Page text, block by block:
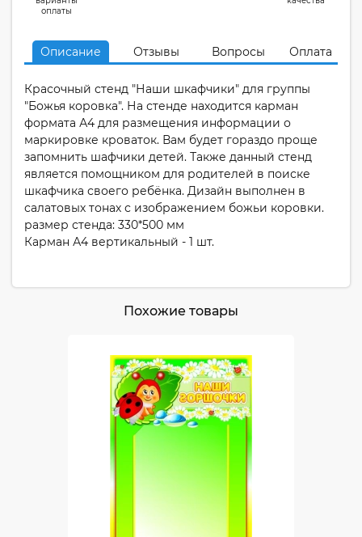
оплаты
Описание Отзывы Вопросы Оплата
Красочный стенд "Наши шкафчики" для группы
"Божья коровка". На стенде находится карман
формата А4 для размещения информации о
маркировке кроваток. Вам будет гораздо проще
запомнить шафчики детей. Также данный стенд
является помощником для родителей в поиске
шкафчика своего ребёнка. Дизайн выполнен в
салатовых тонах с изображением божьи коровки.
размер стенда: 330*500 мм
Карман А4 вертикальный - 1 шт.
Похожие товары